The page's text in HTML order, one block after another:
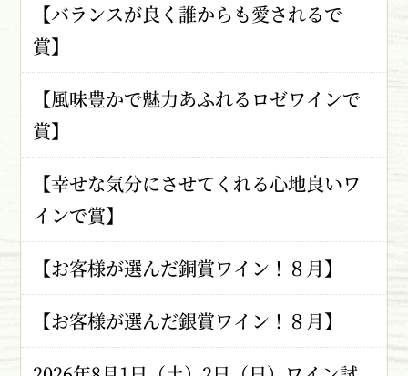
【バランスが良く誰からも愛されるで
賞】
【風味豊かで魅力あふれるロゼワインで
賞】
【幸せな気分にさせてくれる心地良いワ
インで賞】
【お客様が選んだ銅賞ワイン！８月】
【お客様が選んだ銀賞ワイン！８月】